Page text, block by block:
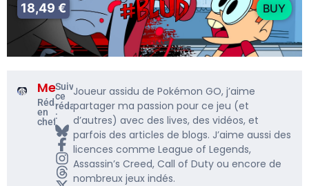
18,49 € BUY
Me5rine_
Rédacteur
en
chef
Suivre
ce
rédacteur
:
Joueur assidu de Pokémon GO, j’aime
partager ma passion pour ce jeu (et
d’autres) avec des lives, des vidéos, et
parfois des articles de blogs. J’aime aussi des
licences comme League of Legends,
Assassin’s Creed, Call of Duty ou encore de
nombreux jeux indés.